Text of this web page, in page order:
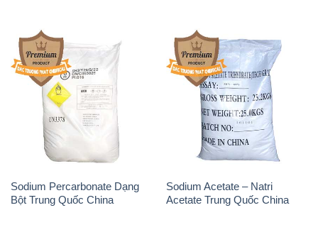
Sodium Percarbonate Dạng
Bột Trung Quốc China
Sodium Acetate – Natri
Acetate Trung Quốc China